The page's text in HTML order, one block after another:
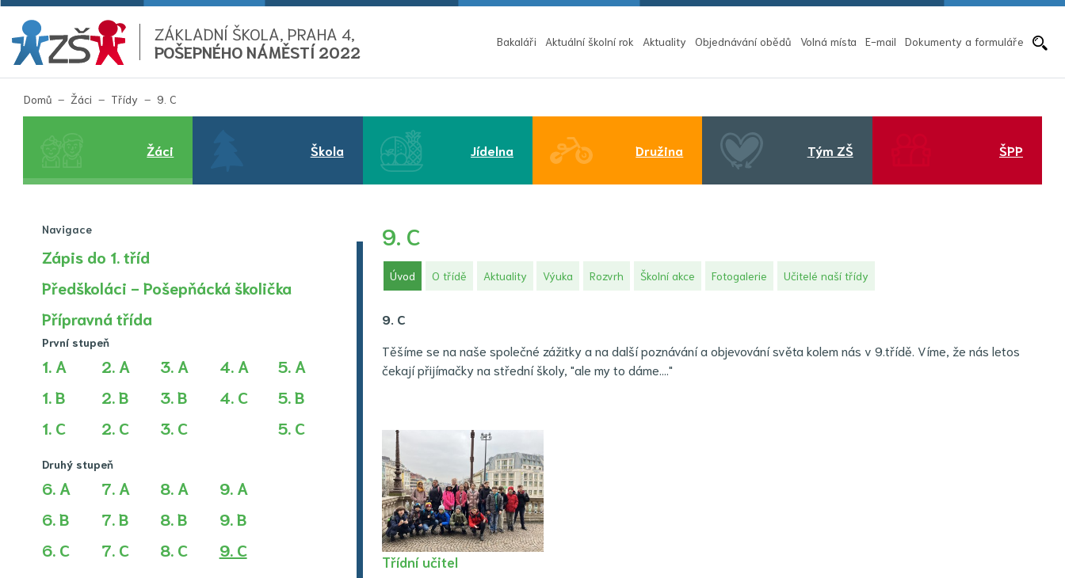
ZÁKLADNÍ ŠKOLA, PRAHA 4,
POŠEPNÉHO NÁMĚSTÍ 2022
Bakaláři Aktuální školní rok Aktuality Objednávání obědů Volná místa E-mail Dokumenty a formuláře
Domů Žáci Třídy 9. C
Žáci Škola Jídelna Družina Tým ZŠ ŠPP
Navigace
Zápis do 1. tříd
Předškoláci - Pošepňácká školička
Přípravná třída
První stupeň
1. A
1. B
1. C
2. A
2. B
2. C
3. A
3. B
3. C
4. A
4. C
5. A
5. B
5. C
Druhý stupeň
6. A
6. B
6. C
7. A
7. B
7. C
8. A
8. B
8. C
9. A
9. B
9. C(aktuální)
9. C
Úvod (aktuální)
O třídě Aktuality Výuka Rozvrh Školní akce Fotogalerie Učitelé naší třídy
9. C
Těšíme se na naše společné zážitky a na další poznávání a objevování světa kolem nás v 9.třídě. Víme, že nás letos
čekají přijímačky na střední školy, "ale my to dáme...."
Třídní učitel